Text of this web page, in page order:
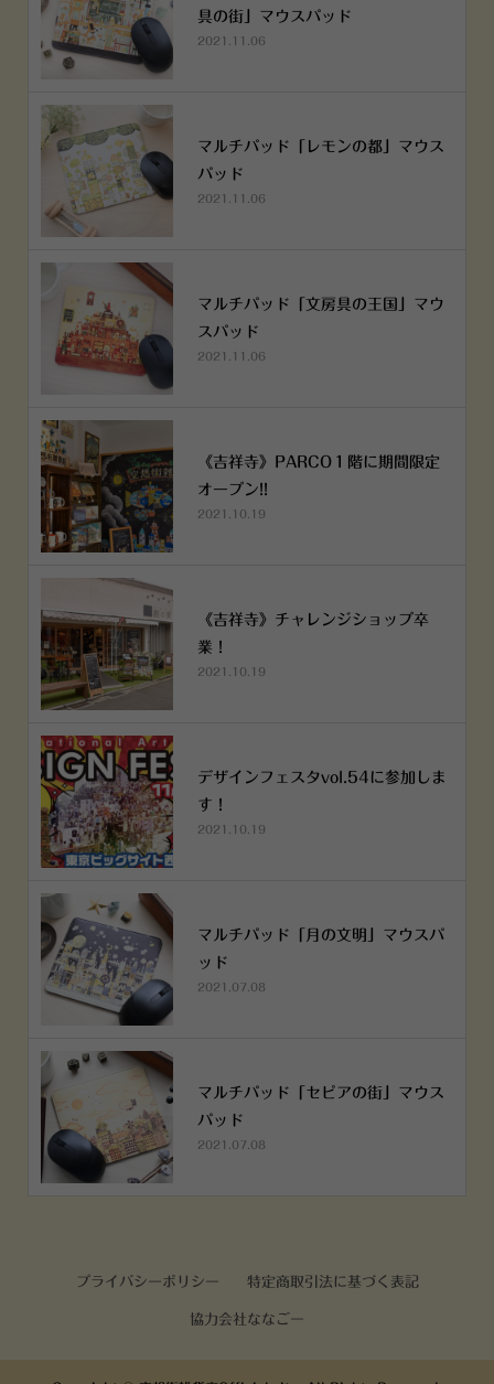
具の街」マウスパッド
2021.11.06
マルチパッド「レモンの都」マウス
パッド
2021.11.06
マルチパッド「文房具の王国」マウ
スパッド
2021.11.06
《吉祥寺》PARCO１階に期間限定
オープン!!
2021.10.19
《吉祥寺》チャレンジショップ卒
業！
2021.10.19
デザインフェスタvol.54に参加しま
す！
2021.10.19
マルチパッド「月の文明」マウスパ
ッド
2021.07.08
マルチパッド「セピアの街」マウス
パッド
2021.07.08
プライバシーポリシー 特定商取引法に基づく表記
協力会社ななごー